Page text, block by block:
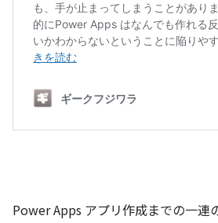
Power Apps アプリ作成までの一連